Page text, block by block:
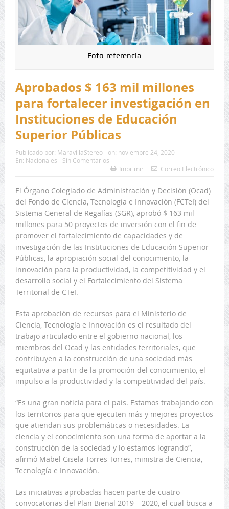
Foto-referencia
Aprobados $ 163 mil millones
para fortalecer investigación en
Instituciones de Educación
Superior Públicas
Publicado por: MaravillaStereo on: noviembre 24, 2020
En: Nacionales
Sin Comentarios
Imprimir
Correo Electrónico
El Órgano Colegiado de Administración y Decisión (Ocad)
del Fondo de Ciencia, Tecnología e Innovación (FCTeI) del
Sistema General de Regalías (SGR), aprobó $ 163 mil
millones para 50 proyectos de inversión con el fin de
promover el fortalecimiento de capacidades y de
investigación de las Instituciones de Educación Superior
Públicas, la apropiación social del conocimiento, la
innovación para la productividad, la competitividad y el
desarrollo social y el Fortalecimiento del Sistema
Territorial de CTeI.
Esta aprobación de recursos para el Ministerio de
Ciencia, Tecnología e Innovación es el resultado del
trabajo articulado entre el gobierno nacional, los
miembros del Ocad y las entidades territoriales, que
contribuyen a la construcción de una sociedad más
equitativa a partir de la promoción del conocimiento, el
impulso a la productividad y la competitividad del país.
“Es una gran noticia para el país. Estamos trabajando con
los territorios para que ejecuten más y mejores proyectos
que atiendan sus problemáticas o necesidades. La
ciencia y el conocimiento son una forma de aportar a la
construcción de la sociedad y lo estamos logrando”,
afirmó Mabel Gisela Torres Torres, ministra de Ciencia,
Tecnología e Innovación.
Las iniciativas aprobadas hacen parte de cuatro
convocatorias del Plan Bienal 2019 – 2020, el cual busca a